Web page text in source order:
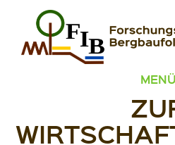
Zum Inhalt springen
FIB – Forschungsinstitut für
MENÜ